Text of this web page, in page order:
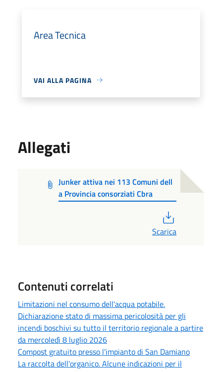
Area Tecnica
VAI ALLA PAGINA
Allegati
Junker attiva nei 113 Comuni dell
a Provincia consorziati Cbra
Scarica
Contenuti correlati
Limitazioni nel consumo dell'acqua potabile.
Dichiarazione stato di massima pericolosità per gli
incendi boschivi su tutto il territorio regionale a partire
da mercoledì 8 luglio 2026
Compost gratuito presso l'impianto di San Damiano
La raccolta dell'organico. Alcune indicazioni per il